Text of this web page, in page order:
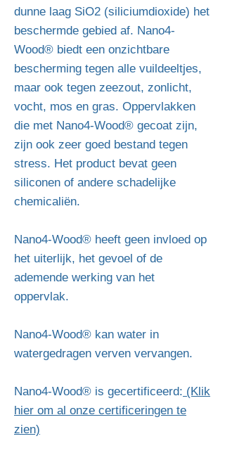
dunne laag SiO2 (siliciumdioxide) het
beschermde gebied af. Nano4-
Wood® biedt een onzichtbare
bescherming tegen alle vuildeeltjes,
maar ook tegen zeezout, zonlicht,
vocht, mos en gras. Oppervlakken
die met Nano4-Wood® gecoat zijn,
zijn ook zeer goed bestand tegen
stress. Het product bevat geen
siliconen of andere schadelijke
chemicaliën.
Nano4-Wood® heeft geen invloed op
het uiterlijk, het gevoel of de
ademende werking van het
oppervlak.
Nano4-Wood® kan water in
watergedragen verven vervangen.
Nano4-Wood® is gecertificeerd: (Klik
hier om al onze certificeringen te
zien)